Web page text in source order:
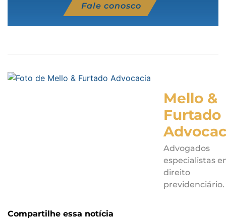
Fale conosco
Mello &
Furtado
Advogados
especialistas
direito
previdenciário.
Compartilhe essa notícia